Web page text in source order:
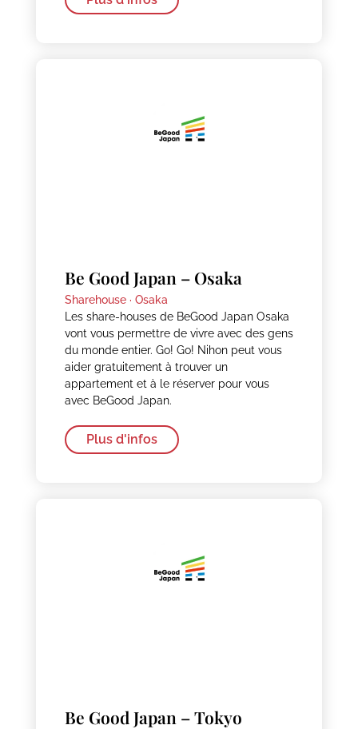
Be Good Japan – Osaka
Sharehouse · Osaka
Les share-houses de BeGood Japan Osaka
vont vous permettre de vivre avec des gens
du monde entier. Go! Go! Nihon peut vous
aider gratuitement à trouver un
appartement et à le réserver pour vous
avec BeGood Japan.
Plus d'infos
Be Good Japan – Tokyo